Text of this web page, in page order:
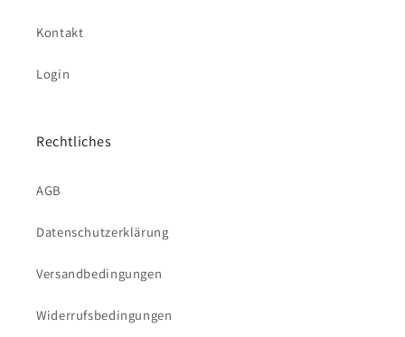
Kontakt
Login
Rechtliches
AGB
Datenschutzerklärung
Versandbedingungen
Widerrufsbedingungen